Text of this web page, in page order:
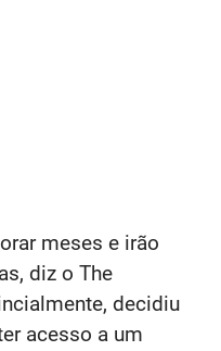
meses e irão
diz o The
decidiu
acesso a um